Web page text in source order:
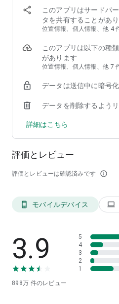
・無制限のリワインド：直前の
悔のないマッチを。
・シークレットモード：Likeした
とができます。
・占星術モード新登場！星座の
ちゃおう。
・Tinder Plus™の全機能が含まれ
録する前に、1週間お試しいただ
るので、よりスムーズにつながれ
・毎週配られるSuper Likeで、気
と、優先Likeを使用したり、マ
たりできるようになります。そ
Tinderでは安心・安全に新しい出
機能を提供しています。世界中の
想の相手を見つけましょう！今
ド！
このアプリはサードパ
タを共有することがあ
位置情報、個人情報、他 4
このアプリは以下の種
があります
位置情報、個人情報、他 7
データは送信中に暗号
データを削除するよう
詳細はこちら
評価とレビュー
評価とレビューは確認済みです info_outline
phone_android モバイルデバイス laptop
3.9
898万 件のレビュー
5
4
3
2
1